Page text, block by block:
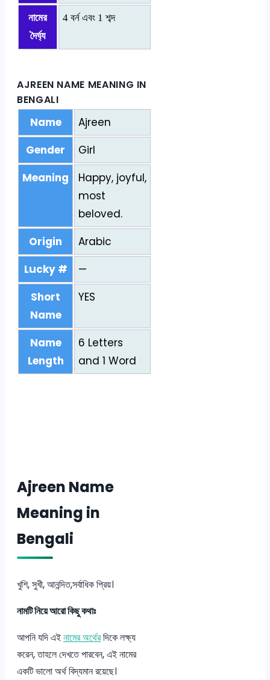
নামের
দৈর্ঘ্য
4 বর্ন এবং 1 শব্দ
AJREEN NAME MEANING IN
BENGALI
Name
Ajreen
Gender
Girl
Meaning
Happy, joyful,
most
beloved.
Origin
Arabic
Lucky #
—
Short
Name
YES
Name
Length
6 Letters
and 1 Word
Ajreen Name
Meaning in
Bengali
খুশি, সুখী, আনন্দিত,সর্বাধিক প্রিয়।
নামটি নিয়ে আরো কিছু কথাঃ
আপনি যদি এইনামের অর্থেরদিকে লক্ষ্য
করেন, তাহলে দেখতে পারবেন, এই নামের
একটি ভালো অর্থ বিদ্যমান রয়েছে।